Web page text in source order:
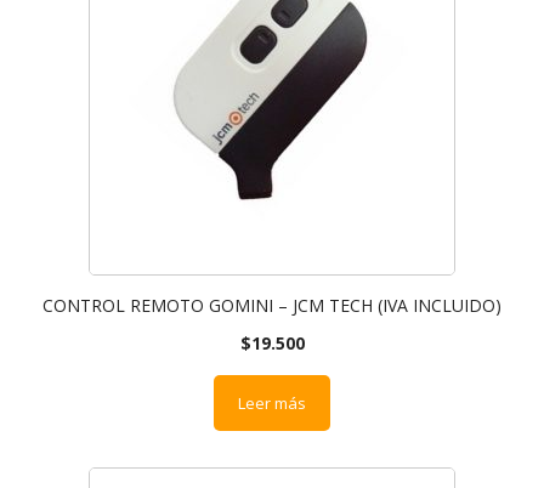
CONTROL REMOTO GOMINI – JCM TECH (IVA INCLUIDO)
$19.500
Leer más